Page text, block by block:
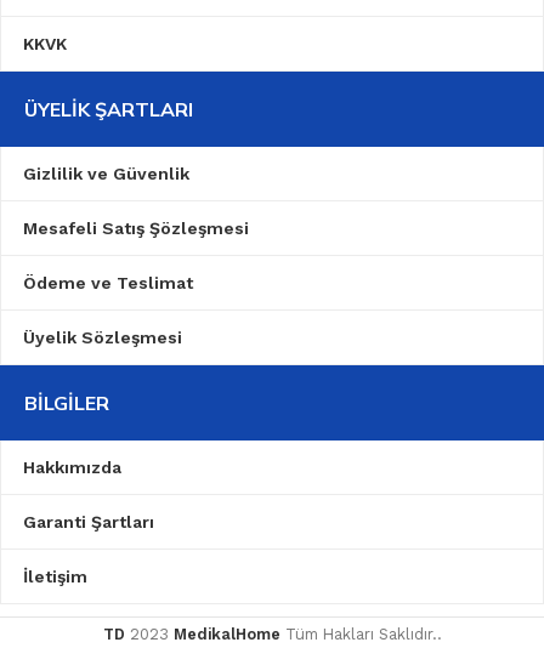
KKVK
ÜYELIK ŞARTLARI
Gizlilik ve Güvenlik
Mesafeli Satış Şözleşmesi
Ödeme ve Teslimat
Üyelik Sözleşmesi
BILGILER
Hakkımızda
Garanti Şartları
İletişim
TD 2023 MedikalHome Tüm Hakları Saklıdır..